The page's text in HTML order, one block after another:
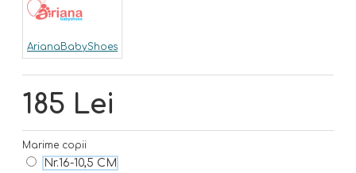
185 Lei
ArianaBabyShoes
Marime copii
Nr.16-10,5 CM